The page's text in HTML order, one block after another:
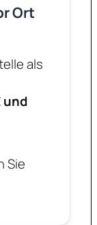
Ort
als
und
Sie